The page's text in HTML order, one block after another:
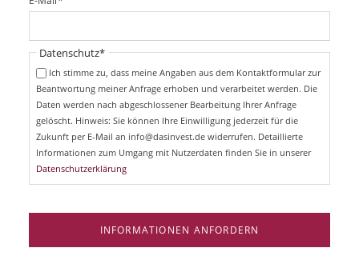
c
t
f
f
i
Pflichtfeld
Datenschutz*
Ich stimme zu, dass meine Angaben aus dem Kontaktformular zur
Beantwortung meiner Anfrage erhoben und verarbeitet werden. Die
Daten werden nach abgeschlossener Bearbeitung Ihrer Anfrage
gelöscht. Hinweis: Sie können Ihre Einwilligung jederzeit für die
Zukunft per E-Mail an info@dasinvest.de widerrufen. Detaillierte
Informationen zum Umgang mit Nutzerdaten finden Sie in unserer
Datenschutzerklärung
INFORMATIONEN ANFORDERN